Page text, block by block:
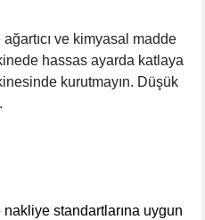
ve kimyasal madde
hassas ayarda katlaya
kurutmayın. Düşük
standartlarına uygun